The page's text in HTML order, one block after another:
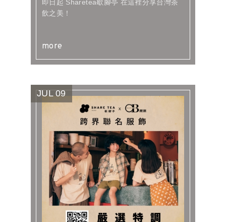
即日起 Sharetea歇腳亭 在這裡分享台灣茶
飲之美！
more
JUL 09